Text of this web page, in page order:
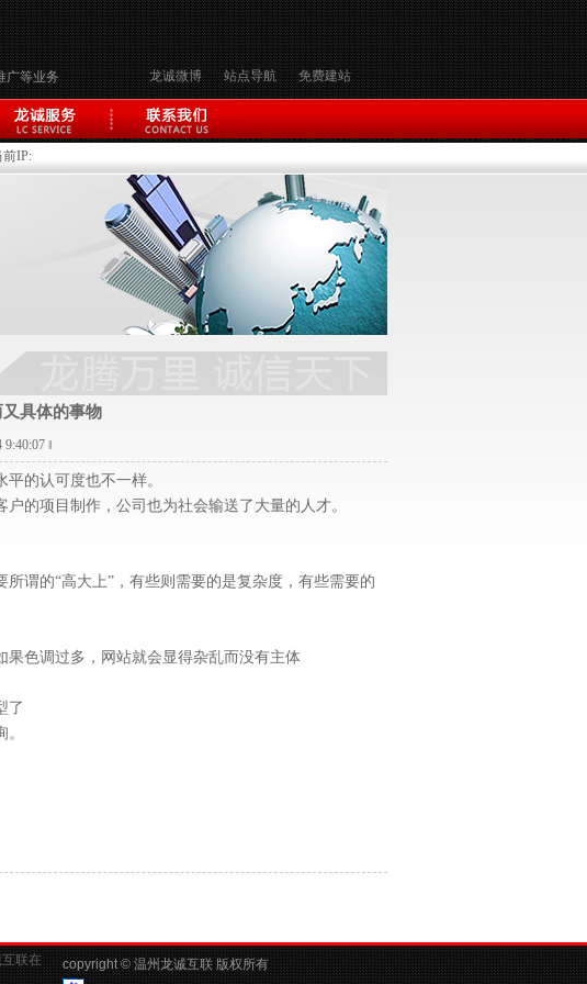
广等业务 龙诚微博 站点导航 免费建站
IP:
具体的事物
‖
的认可度也不一样。
的项目制作，公司也为社会输送了大量的人才。
所谓的“高大上”，有些则需要的是复杂度，有些需要的
色调过多，网站就会显得杂乱而没有主体
了
copyright ©温州龙诚互联 版权所有